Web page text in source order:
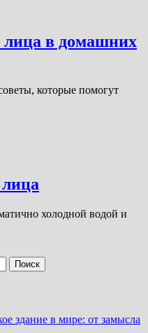
в домашних
которые помогут
холодной водой и
здание в мире: от замысла